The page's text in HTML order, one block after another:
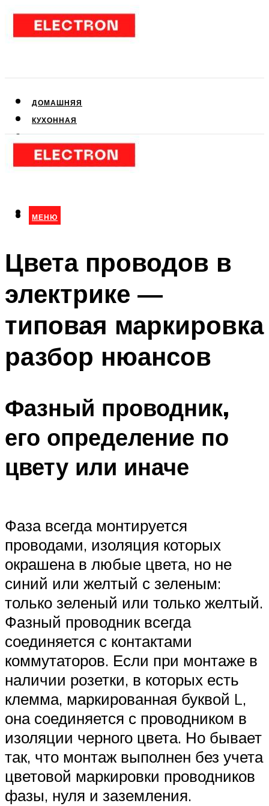
ДОМАШНЯЯ
КУХОННАЯ
КЛИМАТИЧЕСКАЯ
МЕНЮ
МЕНЮ
Цвета проводов в
электрике —
типовая маркировка
разбор нюансов
Фазный проводник,
его определение по
цвету или иначе
Фаза всегда монтируется
проводами, изоляция которых
окрашена в любые цвета, но не
синий или желтый с зеленым:
только зеленый или только желтый.
Фазный проводник всегда
соединяется с контактами
коммутаторов. Если при монтаже в
наличии розетки, в которых есть
клемма, маркированная буквой L,
она соединяется с проводником в
изоляции черного цвета. Но бывает
так, что монтаж выполнен без учета
цветовой маркировки проводников
фазы, нуля и заземления.